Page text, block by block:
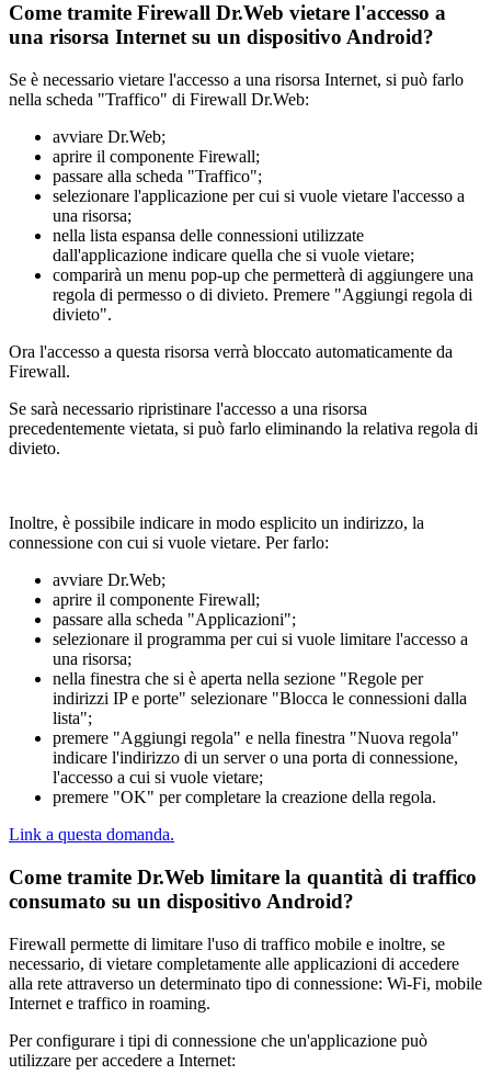
Come tramite Firewall Dr.Web vietare l'accesso a
una risorsa Internet su un dispositivo Android?
Se è necessario vietare l'accesso a una risorsa Internet, si può farlo
nella scheda "Traffico" di Firewall Dr.Web:
avviare Dr.Web;
aprire il componente Firewall;
passare alla scheda "Traffico";
selezionare l'applicazione per cui si vuole vietare l'accesso a
una risorsa;
nella lista espansa delle connessioni utilizzate
dall'applicazione indicare quella che si vuole vietare;
comparirà un menu pop-up che permetterà di aggiungere una
regola di permesso o di divieto. Premere "Aggiungi regola di
divieto".
Ora l'accesso a questa risorsa verrà bloccato automaticamente da
Firewall.
Se sarà necessario ripristinare l'accesso a una risorsa
precedentemente vietata, si può farlo eliminando la relativa regola di
divieto.
Inoltre, è possibile indicare in modo esplicito un indirizzo, la
connessione con cui si vuole vietare. Per farlo:
avviare Dr.Web;
aprire il componente Firewall;
passare alla scheda "Applicazioni";
selezionare il programma per cui si vuole limitare l'accesso a
una risorsa;
nella finestra che si è aperta nella sezione "Regole per
indirizzi IP e porte" selezionare "Blocca le connessioni dalla
lista";
premere "Aggiungi regola" e nella finestra "Nuova regola"
indicare l'indirizzo di un server o una porta di connessione,
l'accesso a cui si vuole vietare;
premere "OK" per completare la creazione della regola.
Link a questa domanda.
Come tramite Dr.Web limitare la quantità di traffico
consumato su un dispositivo Android?
Firewall permette di limitare l'uso di traffico mobile e inoltre, se
necessario, di vietare completamente alle applicazioni di accedere
alla rete attraverso un determinato tipo di connessione: Wi-Fi, mobile
Internet e traffico in roaming.
Per configurare i tipi di connessione che un'applicazione può
utilizzare per accedere a Internet: